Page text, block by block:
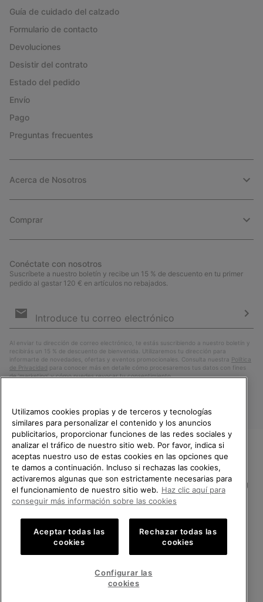
Guía de cuidado del calzado
Formulario de contacto
Devoluciones
Desistir del contrato
Estado del pedido
Envío
Pago
Preguntas frecuentes
Acerca de Nosotros
Comprar
Conéctate con nosotros
Suscríbete a nuestro boletín y recibe un 15 % de descuento en tu primer
pedido al gastar 120 € en artículos no rebajados.
de
Al enviar tu dirección de correo electrónico, te estás suscribiendo a nuestro boletín y
recibirás un 15 % de descuento de bienvenida. Utilizaremos tu dirección para
informarte de novedades, ofertas y eventos promocionales. Consulta nuestra
Política
de Privacidad para conocer más en detalle cómo procesaremos tus datos con fines
de ’marketing’ y cómo puedes revocar tu consentimiento.
España
Política de Privacidad Condiciones De Uso Terminos de Venta
Cookies Impressum Public CBCR
Servicio al cliente: Lu. - Vi. de 9:00 a 13:00 y de 14:00 a 18:00
TE DAMOS LA BIENVENIDA A
SOREL.
POR FAVOR, SELECCIONA TU
PAÍS.
Compras en línea disponibles
United States
Utilizamos cookies propias y de terceros y tecnologías
similares para personalizar el contenido y los anuncios
publicitarios, proporcionar funciones de las redes sociales y
analizar el tráfico de nuestro sitio web. Por favor, indica si
aceptas nuestro uso de estas cookies en las opciones que
te damos a continuación. Incluso si rechazas las cookies,
activaremos algunas que son estrictamente necesarias para
el funcionamiento de nuestro sitio web. Haz clic aquí para
conseguir más información sobre las cookies
Aceptar todas las
cookies
Rechazar todas las
cookies
Configurar las
cookies